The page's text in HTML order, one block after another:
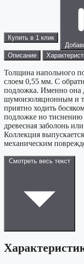
Купить в 1 клик
Описание
Толщина напольного
слоем 0,55 мм. С
подложка. Именно она
шумоизоляционным и
приятно ходить
подложке но
древесная заболонь
Коллекция
механическим
Смотреть весь текст